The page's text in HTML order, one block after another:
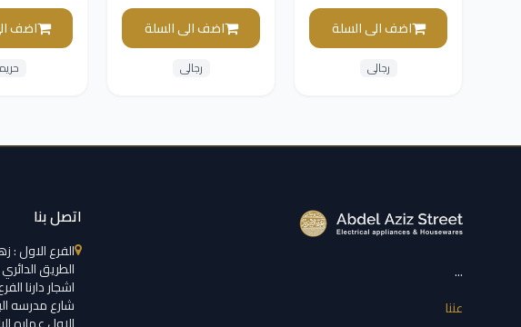
اضف الى السلة
رجالى
اضف الى السلة
رجالى
اضف
...
عننا
اتصل بنا
الفرع الاول :
الطريق
شارع مدرسه